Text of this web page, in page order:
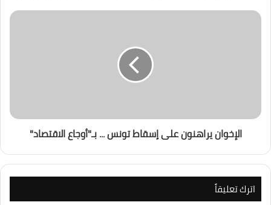
الإخوان يراهنون على إسقاط تونس ... بـ"أوجاع الاقتصاد"
اترك تعليقاً